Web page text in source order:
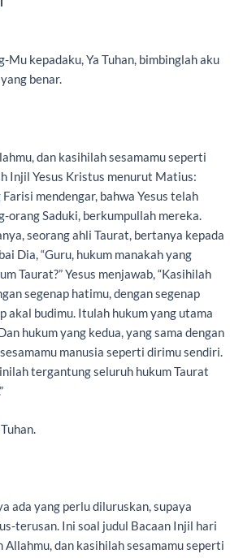
Mu kepadaku, Ya Tuhan, bimbinglah aku
benar.
dan kasihilah sesamamu seperti
Injil Yesus Kristus menurut Matius:
mendengar, bahwa Yesus telah
orang Saduki, berkumpullah mereka.
seorang ahli Taurat, bertanya kepada
Dia, “Guru, hukum manakah yang
Taurat?” Yesus menjawab, “Kasihilah
segenap hatimu, dengan segenap
akal budimu. Itulah hukum yang utama
hukum yang kedua, yang sama dengan
manusia seperti dirimu sendiri.
tergantung seluruh hukum Taurat
ada yang perlu diluruskan, supaya
terusan. Ini soal judul Bacaan Injil hari
Allahmu, dan kasihilah sesamamu seperti